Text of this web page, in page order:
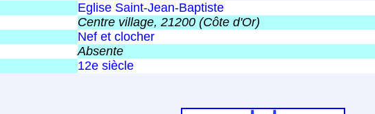
Eglise Saint-Jean-Baptiste
Centre village, 21200 (Côte d'Or)
Nef et clocher
Absente
12e siècle